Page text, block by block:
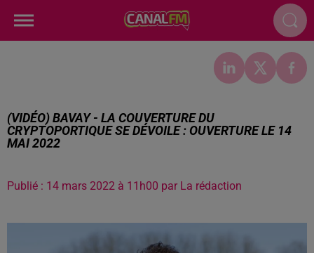
(VIDÉO) BAVAY - LA COUVERTURE DU
CRYPTOPORTIQUE SE DÉVOILE : OUVERTURE LE 14
MAI 2022
Publié : 14 mars 2022 à 11h00 par La rédaction